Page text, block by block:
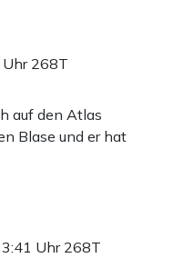
Uhr 268T
auf den Atlas
Blase und er hat
Uhr 268T